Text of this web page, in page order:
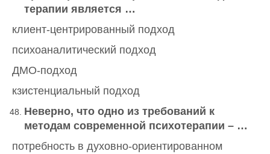
терапии является …
клиент-центрированный подход
психоаналитический подход
ДМО-подход
кзистенциальный подход
Неверно, что одно из требований к
методам современной психотерапии – …
потребность в духовно-ориентированном